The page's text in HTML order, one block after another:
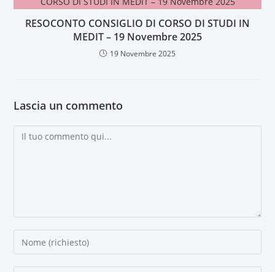
RESOCONTO CONSIGLIO DI CORSO DI STUDI IN
MEDIT – 19 Novembre 2025
19 Novembre 2025
Lascia un commento